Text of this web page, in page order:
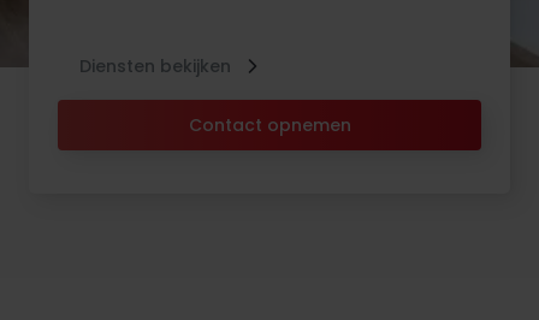
Contact opnemen
Diensten bekijken